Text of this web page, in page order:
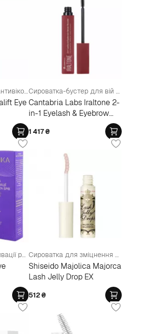
Відновлювальний антивіковий догляд для шкіри навколо очей з гіалуроновою кислотою
Eye
Сироватка-бустер для вій та брів
Cantabria Labs Iraltone 2-
in-1 Eyelash & Eyebrow
1 417₴
Сироватка для активації росту вій та брів Сироватка для зміцнення вій
Shiseido Majolica Majorca
Lash Jelly Drop EX
512₴